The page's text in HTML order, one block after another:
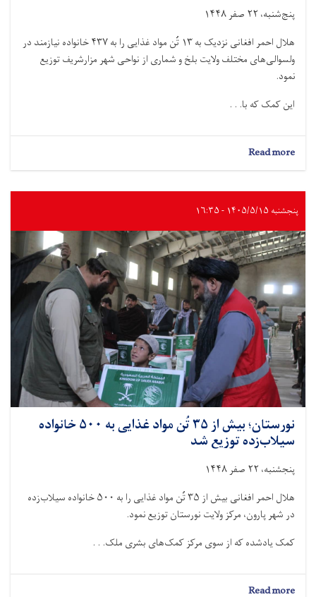
پنج‌شنبه، ۲۲ صفر ۱۴۴۸
هلال احمر افغانی نزدیک به ۱۳ تُن مواد غذایی را به ۴۳۷ خانواده نیازمند در
ولسوالی‌های مختلف ولایت بلخ و شماری از نواحی شهر مزارشریف توزیع
نمود.
این کمک‌ که با. . .
Read more
بلخ؛
به
۱۳
مواد
غذایی
به
۴۳۷
خانواده
نیازمند
توزیع
شد
پنجشنبه ۱۴۰۵/۵/۱۵ - ۱۶:۳۵
نورستان؛ بیش از ۳۵ تُن مواد غذایی به ۵۰۰ خانواده
سیلاب‌زده توزیع شد
پنجشنبه، ۲۲ صفر ۱۴۴۸
هلال احمر افغانی بیش از ۳۵ تُن مواد غذایی را به ۵۰۰ خانواده سیلاب‌زده
در شهر پارون، مرکز ولایت نورستان توزیع نمود.
کمک یادشده که از سوی مرکز کمک‌های بشرى ملک. . .
Read more